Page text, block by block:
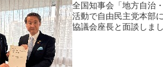
全国知事会「地方自治
活動で自由民主党本部
協議会座長と面談しまし